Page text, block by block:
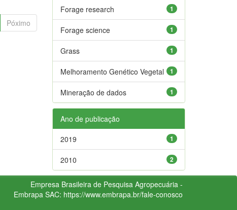
Póximo
1
Forage research
1
Forage science
1
Grass
1
Melhoramento Genético Vegetal
1
Mineração de dados
Ano de publicação
1
2019
2
2010
Empresa Brasileira de Pesquisa Agropecuária -
Embrapa SAC: https://www.embrapa.br/fale-conosco